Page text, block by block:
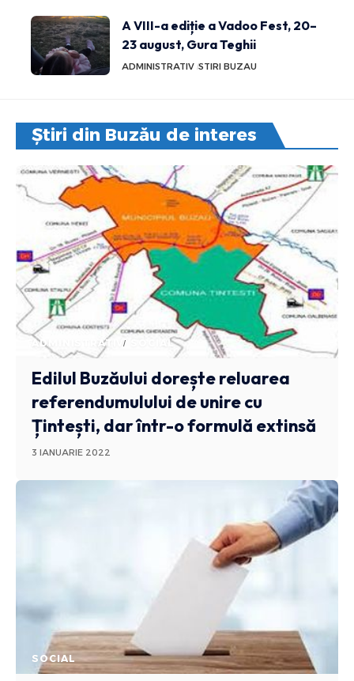
A VIII-a ediție a Vadoo Fest, 20–
23 august, Gura Teghii
ADMINISTRATIV STIRI BUZAU
Știri din Buzău de interes
ADMINISTRATIV SOCIAL
Edilul Buzăului dorește reluarea
referendumulului de unire cu
Țintești, dar într-o formulă extinsă
3 IANUARIE 2022
SOCIAL